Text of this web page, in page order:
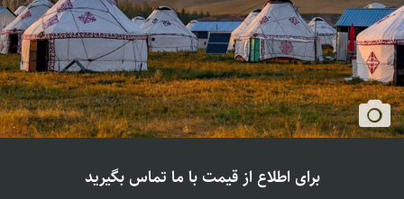
برای اطلاع از قیمت با ما تماس بگیرید